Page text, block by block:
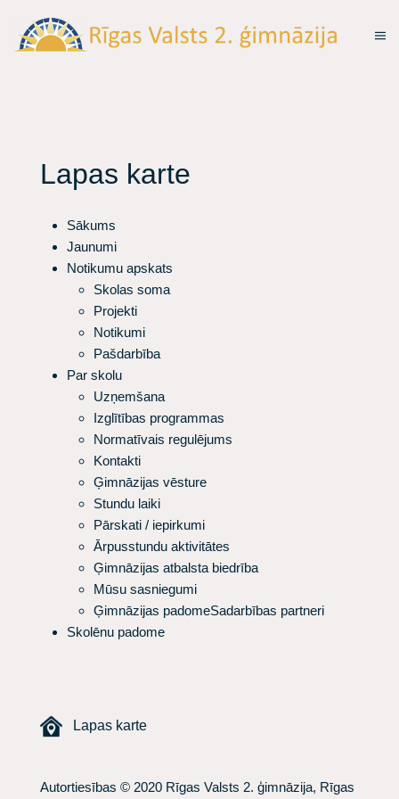
Lapas karte
Sākums
Jaunumi
Notikumu apskats
Skolas soma
Projekti
Notikumi
Pašdarbība
Par skolu
Uzņemšana
Izglītības programmas
Normatīvais regulējums
Kontakti
Ģimnāzijas vēsture
Stundu laiki
Pārskati / iepirkumi
Ārpusstundu aktivitātes
Ģimnāzijas atbalsta biedrība
Mūsu sasniegumi
Ģimnāzijas padomeSadarbības partneri
Skolēnu padome
Lapas karte
Autortiesības © 2020 Rīgas Valsts 2. ģimnāzija, Rīgas